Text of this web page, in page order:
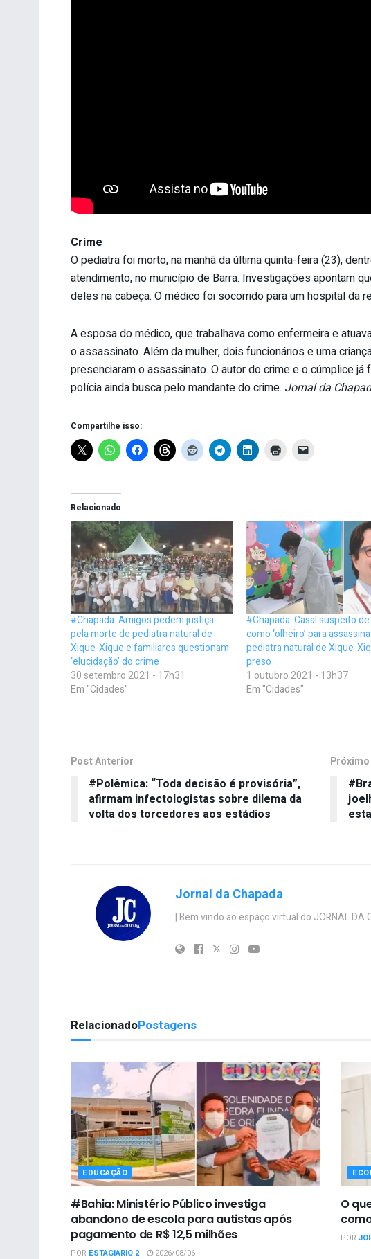
Crime
O pediatra foi morto, na manhã da última quinta-feira (23),
atendimento, no município de Barra. Investigações apontam
deles na cabeça. O médico foi socorrido para um hospital da
A esposa do médico, que trabalhava como enfermeira e
o assassinato. Além da mulher, dois funcionários e uma
presenciaram o assassinato. O autor do crime e o cúmplice
polícia ainda busca pelo mandante do crime. Jornal da
Compartilhe isso:
Relacionado
#Chapada: Amigos pedem justiça
pela morte de pediatra natural de
Xique-Xique e familiares questionam
‘elucidação’ do crime
30 setembro 2021 - 17h31
Em "Cidades"
#Chapada: Casal suspeito
como ‘olheiro’ para
pediatra natural de Xique-
preso
1 outubro 2021 - 13h37
Em "Cidades"
Post Anterior
#Polêmica: “Toda decisão é provisória”,
afirmam infectologistas sobre dilema da
volta dos torcedores aos estádios
Jornal da Chapada
| Bem vindo ao espaço virtual do JORNAL DA
RelacionadoPostagens
EDUCAÇÃO
#Bahia: Ministério Público investiga
abandono de escola para autistas após
pagamento de R$ 12,5 milhões
POR ESTAGIÁRIO 2 2026/08/06
O
POR